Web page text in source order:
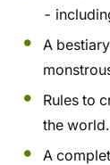
-
A
Rules to
the world.
A